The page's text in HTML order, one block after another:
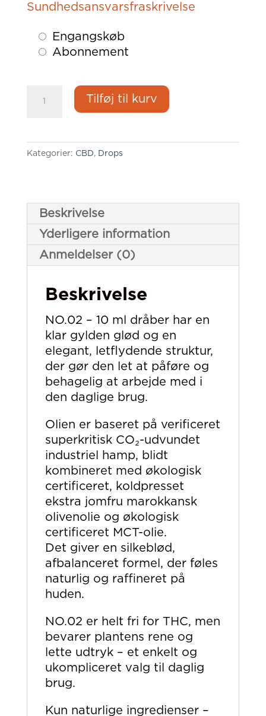
Sundhedsansvarsfraskrivelse
Choose
purchase
Engangskøb
Abonnement
drops
Tilføj til kurv
Kategorier: CBD, Drops
Beskrivelse
Yderligere information
Anmeldelser (0)
Beskrivelse
NO.02 – 10 ml dråber har en
klar gylden glød og en
elegant, letflydende struktur,
der gør den let at påføre og
behagelig at arbejde med i
den daglige brug.
Olien er baseret på verificeret
superkritisk CO₂-udvundet
industriel hamp, blidt
kombineret med økologisk
certificeret, koldpresset
ekstra jomfru marokkansk
olivenolie og økologisk
certificeret MCT-olie.
Det giver en silkeblød,
afbalanceret formel, der føles
naturlig og raffineret på
huden.
NO.02 er helt fri for THC, men
bevarer plantens rene og
lette udtryk – et enkelt og
ukompliceret valg til daglig
brug.
Kun naturlige ingredienser –